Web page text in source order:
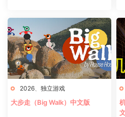
2026 独立游戏
大步走（Big Walk）中文版